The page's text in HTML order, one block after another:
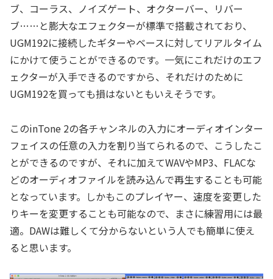
ブ、コーラス、ノイズゲート、オクターバー、リバー
ブ……と膨大なエフェクターが標準で搭載されており、
UGM192に接続したギターやベースに対してリアルタイム
にかけて使うことができるのです。一気にこれだけのエフ
ェクターが入手できるのですから、それだけのために
UGM192を買っても損はないともいえそうです。
このinTone 2の各チャンネルの入力にオーディオインター
フェイスの任意の入力を割り当てられるので、こうしたこ
とができるのですが、それに加えてWAVやMP3、FLACな
どのオーディオファイルを読み込んで再生することも可能
となっています。しかもこのプレイヤー、速度を変更した
りキーを変更することも可能なので、まさに練習用には最
適。DAWは難しくて分からないという人でも簡単に使え
ると思います。